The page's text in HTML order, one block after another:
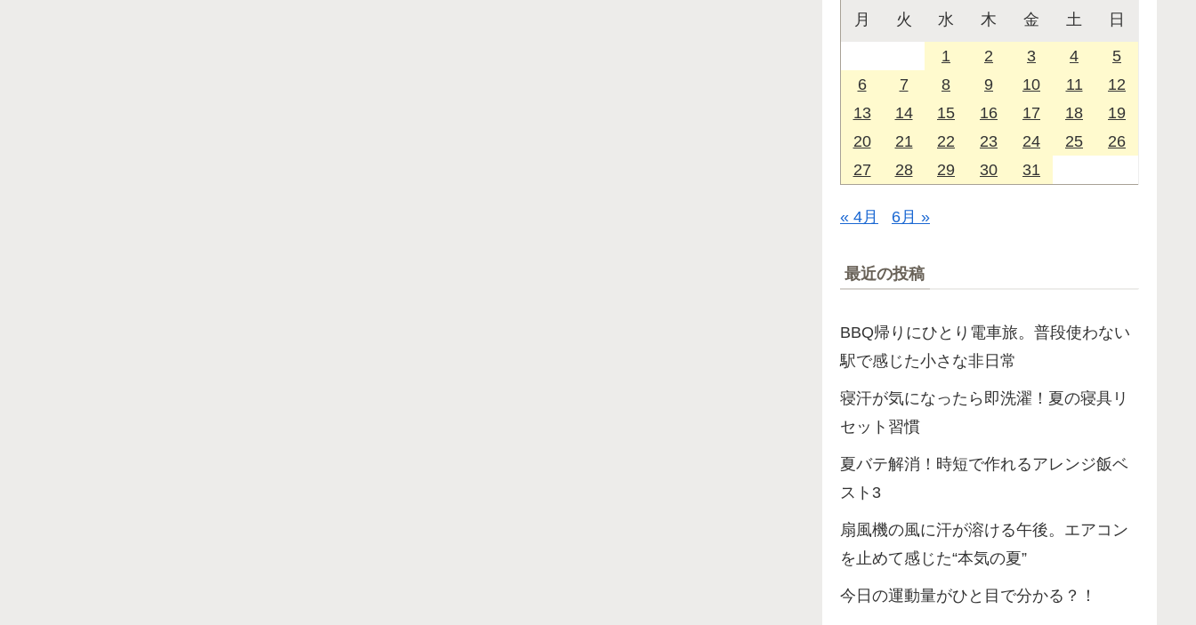
月 火 水 木 金 土 日
1 2 3 4
5
6
7 8 9 10 11
12
13
14 15 16 17 18
19
20
21 22 23 24 25
26
27
28 29 30 31
« 4月 6月 »
最近の投稿
BBQ帰りにひとり電車旅。普段使わない
駅で感じた小さな非日常
寝汗が気になったら即洗濯！夏の寝具リ
セット習慣
夏バテ解消！時短で作れるアレンジ飯ベ
スト3
扇風機の風に汗が溶ける午後。エアコン
を止めて感じた“本気の夏”
今日の運動量がひと目で分かる？！